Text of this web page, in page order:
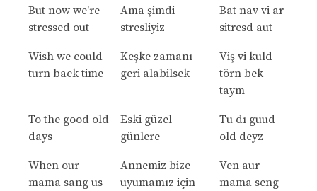
But now we're
stressed out
Ama şimdi
stresliyiz
Bat nav vi ar
sitresd aut
Wish we could
turn back time
Keşke zamanı
geri alabilsek
Viş vi kuld
törn bek
taym
To the good old
days
Eski güzel
günlere
Tu dı guud
old deyz
When our
mama sang us
Annemiz bize
uyumamız için
Ven aur
mama seng